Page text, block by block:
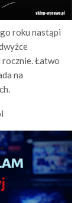
roku nastąpi
rocznie. Łatwo
na